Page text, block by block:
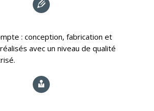
: conception, fabrication et
avec un niveau de qualité